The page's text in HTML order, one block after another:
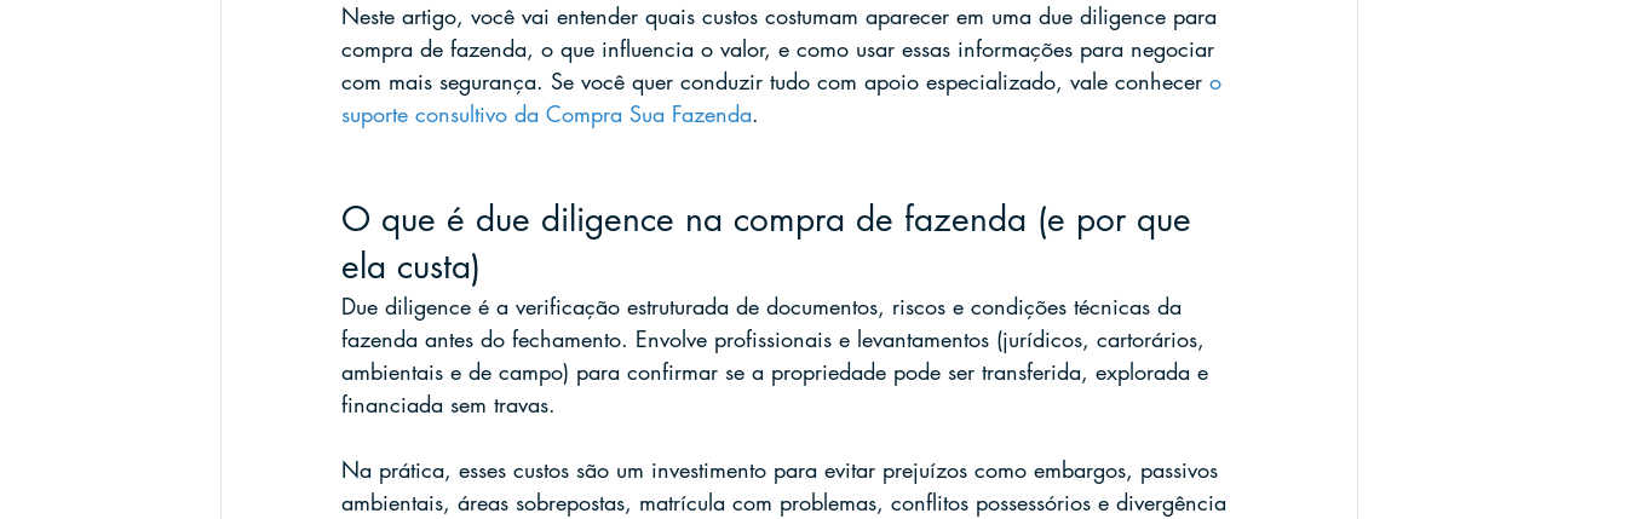
Neste artigo, você vai entender quais custos costumam aparecer em uma due diligence para
compra de fazenda, o que influencia o valor, e como usar essas informações para negociar
com mais segurança. Se você quer conduzir tudo com apoio especializado, vale conhecer o
suporte consultivo da Compra Sua Fazenda.
O que é due diligence na compra de fazenda (e por que
ela custa)
Due diligence é a verificação estruturada de documentos, riscos e condições técnicas da
fazenda antes do fechamento. Envolve profissionais e levantamentos (jurídicos, cartorários,
ambientais e de campo) para confirmar se a propriedade pode ser transferida, explorada e
financiada sem travas.
Na prática, esses custos são um investimento para evitar prejuízos como embargos, passivos
ambientais, áreas sobrepostas, matrícula com problemas, conflitos possessórios e divergência